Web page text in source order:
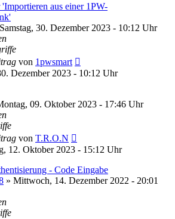
aus einer 1PW-
Samstag, 30. Dezember 2023 - 10:12 Uhr
von 1pwsmart
Dezember 2023 - 10:12 Uhr
09. Oktober 2023 - 17:46 Uhr
von T.R.O.N
12. Oktober 2023 - 15:12 Uhr
- Code Eingabe
» Mittwoch, 14. Dezember 2022 - 20:01